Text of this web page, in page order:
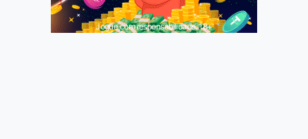
Jogue com responsabilidade. 18+